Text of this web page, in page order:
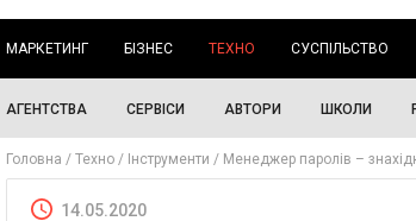
МАРКЕТИНГ БІЗНЕС ТЕХНО СУСПІЛЬСТВО
АГЕНТСТВА СЕРВІСИ АВТОРИ ШКОЛИ
Головна Техно Інструменти Менеджер паролів –
14.05.2020